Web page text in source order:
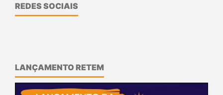
REDES SOCIAIS
LANÇAMENTO RETEM